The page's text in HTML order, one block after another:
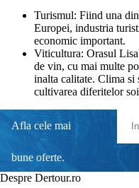
Turismul: Fiind una
Europei, industria
economic important.
Viticultura: Orasul
de vin, cu mai multe
inalta calitate. Clima
cultivarea diferitelor
Afla cele mai
bune oferte.
Despre Dertour.ro